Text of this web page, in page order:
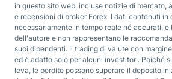
in questo sito web, incluse notizie di mercato,
e recensioni di broker Forex. I dati contenuti in
necessariamente in tempo reale né accurati, e
dell'autore e non rappresentano le
suoi dipendenti. Il trading di valute con
ed è adatto solo per alcuni investitori. Poiché
leva, le perdite possono superare il deposito